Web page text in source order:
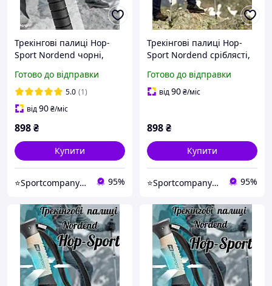
Трекінгові палиці Hop-
Sport Nordend чорні,
скандинавської ходьби,
Туристичні палиці для
спортивної ходьби
Готово до відправки
5.0 (1)
від90₴/міс
898₴
Купити
⭐️Sportcompany⭐️ Інтернет магазин спортивних товарів⭐️ 95%
Трекінгові палиці Hop-
Sport Nordend сріблясті,
скандинавської ходьби,
Туристичні палиці для
Готово до відправки
від90₴/міс
898₴
Купити
⭐️Sportcompany⭐️ Інтернет магазин спортивних товарів⭐️ 95%